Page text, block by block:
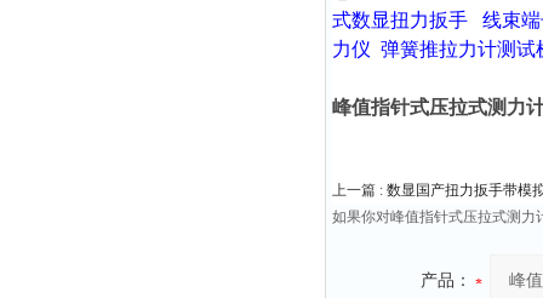
式数显扭力扳手
线束
力仪 弹簧推拉力计测试
峰值指针式压拉式测力
上一篇 : 数显国产扭力扳手带模
如果你对峰值指针式压拉式测力
产品：